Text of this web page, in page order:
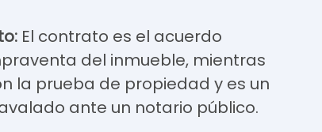
El contrato es el acuerdo
del inmueble, mientras
la prueba de propiedad y es un
ante un notario público.